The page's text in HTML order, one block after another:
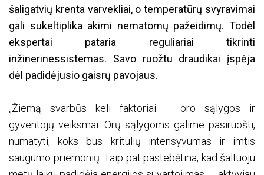
šaligatvių krenta varvekliai, o temperatūrų svyravimai
gali sukeltiplika akimi nematomų pažeidimų. Todėl
ekspertai pataria reguliariai tikrinti
inžinerinessistemas. Savo ruožtu draudikai įspėja
dėl padidėjusio gaisrų pavojaus.
„Žiemą svarbūs keli faktoriai – oro sąlygos ir
gyventojų veiksmai. Orų sąlygoms galime pasiruošti,
numatyti, koks bus kritulių intensyvumas ir imtis
saugumo priemonių. Taip pat pastebėtina, kad šaltuoju